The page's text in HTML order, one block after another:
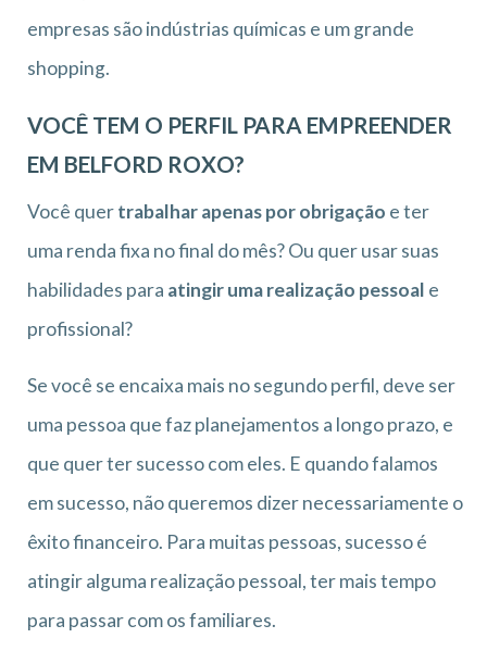
empresas são indústrias químicas e um grande
shopping.
VOCÊ TEM O PERFIL PARA EMPREENDER
EM BELFORD ROXO?
Você quertrabalhar apenas por obrigação e ter
uma renda fixa no final do mês? Ou quer usar suas
habilidades para atingir uma realização pessoal e
profissional?
Se você se encaixa mais no segundo perfil, deve ser
uma pessoa que faz planejamentos a longo prazo, e
que quer ter sucesso com eles. E quando falamos
em sucesso, não queremos dizer necessariamente o
êxito financeiro. Para muitas pessoas, sucesso é
atingir alguma realização pessoal, ter mais tempo
para passar com os familiares.